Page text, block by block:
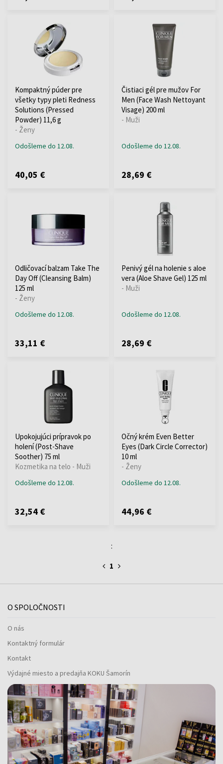
Kompaktný púder pre
všetky typy pleti Redness
Solutions (Pressed
Powder) 11,6 g
- Ženy
Odošleme do 12.08.
40,05 €
Čistiaci gél pre mužov For
Men (Face Wash Nettoyant
Visage) 200 ml
- Muži
Odošleme do 12.08.
28,69 €
Odličovací balzam Take The
Day Off (Cleansing Balm)
125 ml
- Ženy
Odošleme do 12.08.
33,11 €
Penivý gél na holenie s aloe
vera (Aloe Shave Gel) 125 ml
- Muži
Odošleme do 12.08.
28,69 €
Upokojujúci prípravok po
holení (Post-Shave
Soother) 75 ml
Kozmetika na telo - Muži
Odošleme do 12.08.
32,54 €
Očný krém Even Better
Eyes (Dark Circle Corrector)
10 ml
- Ženy
Odošleme do 12.08.
44,96 €
:
1
O SPOLOČNOSTI
O nás
Kontaktný formulár
Kontakt
Výdajné miesto a predajňa KOKU Šamorín